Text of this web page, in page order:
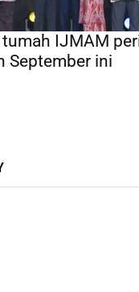
IJMAM
September ini